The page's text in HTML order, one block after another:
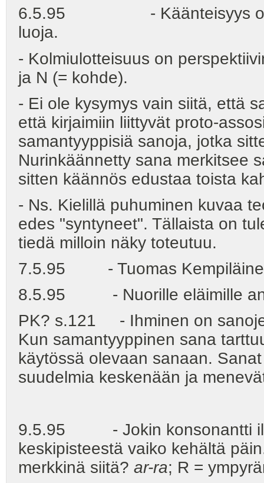
6.5.95 - Käänteisyys on
luoja.
- Kolmiulotteisuus on
ja N (= kohde).
- Ei ole kysymys vain siitä, että
että kirjaimiin liittyvät proto-
samantyyppisiä sanoja, jotka
Nurinkäännetty sana merkitsee
sitten käännös edustaa toista
- Ns. Kielillä puhuminen kuvaa
edes "syntyneet". Tällaista on
tiedä milloin näky toteutuu.
7.5.95 - Tuomas
8.5.95 - Nuorille eläimille
PK? s.121 - Ihminen on
Kun samantyyppinen sana
käytössä olevaan sanaan.
suudelmia keskenään ja
9.5.95 - Jokin konsonantti
keskipisteestä vaiko kehältä
merkkinä siitä? ar-ra; R =